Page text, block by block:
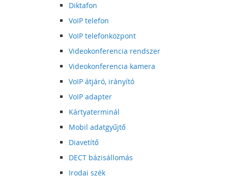
Diktafon
VoIP telefon
VoIP telefonközpont
Videokonferencia rendszer
Videokonferencia kamera
VoIP átjáró, irányító
VoIP adapter
Kártyaterminál
Mobil adatgyűjtő
Diavetítő
DECT bázisállomás
Irodai szék